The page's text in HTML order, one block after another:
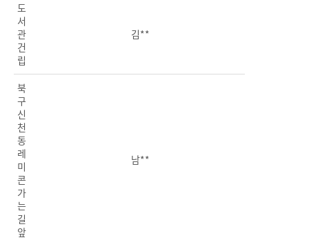
도
서
관
건
립
김**
북
구
신
천
동
레
미
콘
가
는
길
앞
남**